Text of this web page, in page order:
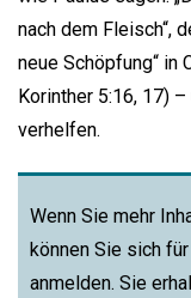
nach dem Fleisch“,
neue Schöpfung“ in
Korinther 5:16, 17)
verhelfen.
Wenn Sie mehr
können Sie sich
anmelden. Sie